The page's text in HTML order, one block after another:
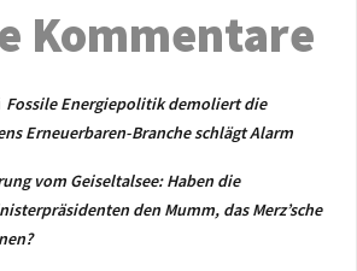
Kommentare
Fossile Energiepolitik demoliert die
Erneuerbaren-Branche schlägt Alarm
vom Geiseltalsee: Haben die
den Mumm, das Merz’sche